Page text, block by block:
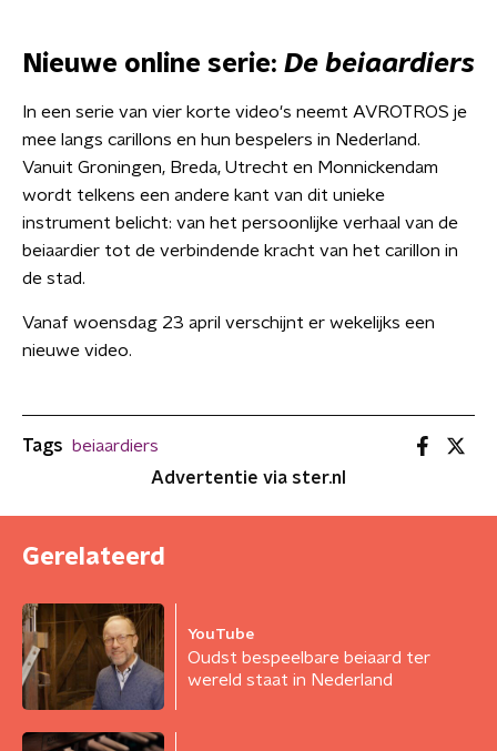
Nieuwe online serie: De beiaardiers
In een serie van vier korte video's neemt AVROTROS je
mee langs carillons en hun bespelers in Nederland.
Vanuit Groningen, Breda, Utrecht en Monnickendam
wordt telkens een andere kant van dit unieke
instrument belicht: van het persoonlijke verhaal van de
beiaardier tot de verbindende kracht van het carillon in
de stad.
Vanaf woensdag 23 april verschijnt er wekelijks een
nieuwe video.
Tags beiaardiers
Advertentie via ster.nl
Gerelateerd
YouTube
Oudst bespeelbare beiaard ter
wereld staat in Nederland